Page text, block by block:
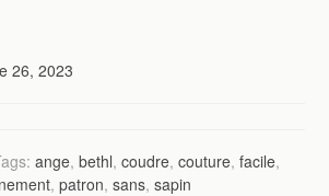
26, 2023
ange,bethl,coudre,couture,facile,
,patron,sans,sapin